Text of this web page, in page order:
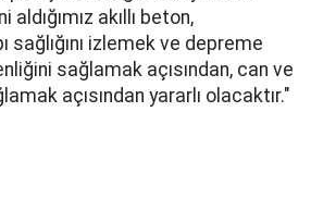
akıllı beton,
sağlığını izlemek ve depreme
sağlamak açısından, can ve
açısından yararlı olacaktır."